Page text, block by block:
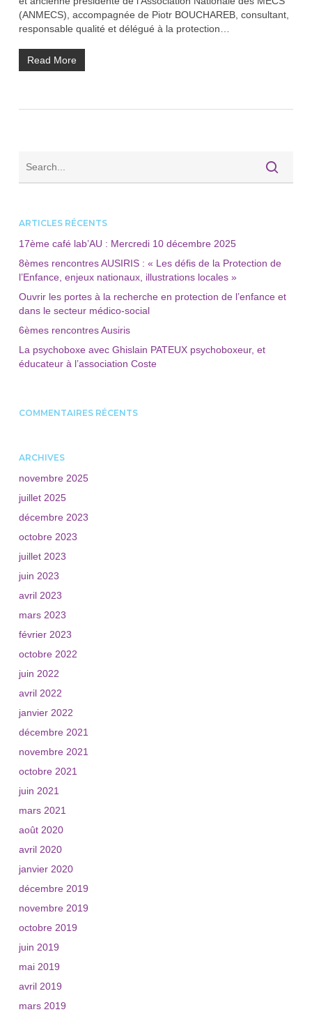
(ANMECS), accompagnée de Piotr BOUCHAREB, consultant,
responsable qualité et délégué à la protection…
Read More
ARTICLES RÉCENTS
17ème café lab’AU : Mercredi 10 décembre 2025
8èmes rencontres AUSIRIS : « Les défis de la Protection de
l’Enfance, enjeux nationaux, illustrations locales »
Ouvrir les portes à la recherche en protection de l’enfance et
dans le secteur médico-social
6èmes rencontres Ausiris
La psychoboxe avec Ghislain PATEUX psychoboxeur, et
éducateur à l’association Coste
COMMENTAIRES RÉCENTS
ARCHIVES
novembre 2025
juillet 2025
décembre 2023
octobre 2023
juillet 2023
juin 2023
avril 2023
mars 2023
février 2023
octobre 2022
juin 2022
avril 2022
janvier 2022
décembre 2021
novembre 2021
octobre 2021
juin 2021
mars 2021
août 2020
avril 2020
janvier 2020
décembre 2019
novembre 2019
octobre 2019
juin 2019
mai 2019
avril 2019
mars 2019